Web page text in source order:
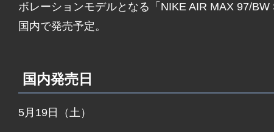
ボレーションモデルとなる「NIKE AIR MAX 97/
国内で発売予定。
国内発売日
5月19日（土）